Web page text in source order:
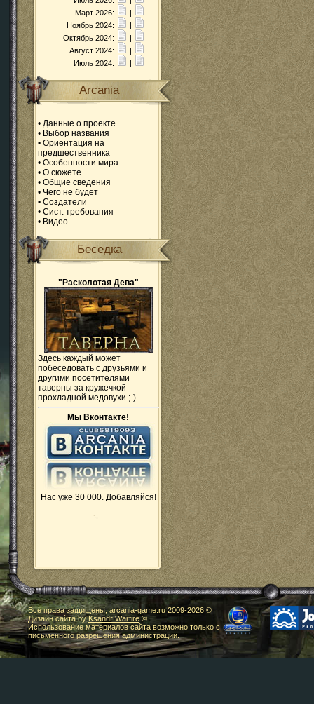
Март 2026:
|
Ноябрь 2024:
|
Октябрь 2024:
|
Август 2024:
|
Июль 2024:
|
Arcania
• Данные о проекте
• Выбор названия
• Ориентация на
предшественника
• Особенности мира
• О сюжете
• Общие сведения
• Чего не будет
• Создатели
• Сист. требования
• Видео
Беседка
"Расколотая Дева"
Здесь каждый может
побеседовать с друзьями и
другими посетителями
таверны за кружечкой
прохладной медовухи ;-)
Мы Вконтакте!
Нас уже 30 000. Добавляйся!
Все права защищены,arcania-game.ru2009-2026 ©
Дизайн сайта byKsandr Warfire©
Использование материалов сайта возможно только с
письменного разрешения администрации.